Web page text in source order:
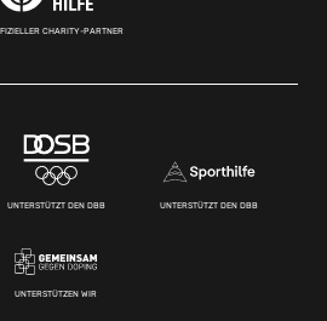
CHARITY-PARTNER
UNTERSTÜTZT DEN DBB UNTERSTÜTZT DEN DBB
UNTERSTÜTZEN WIR